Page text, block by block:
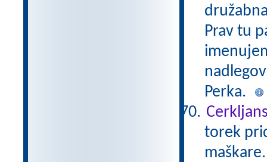
Prav tu
Perka.
torek